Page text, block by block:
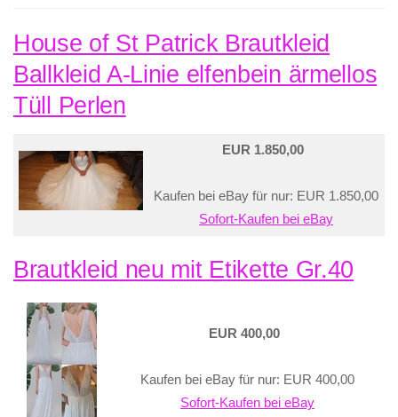
House of St Patrick Brautkleid
Ballkleid A-Linie elfenbein ärmellos
Tüll Perlen
EUR 1.850,00
Kaufen bei eBay für nur: EUR 1.850,00
Sofort-Kaufen bei eBay
Brautkleid neu mit Etikette Gr.40
EUR 400,00
Kaufen bei eBay für nur: EUR 400,00
Sofort-Kaufen bei eBay